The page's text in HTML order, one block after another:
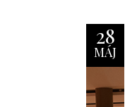
28
MÁJ